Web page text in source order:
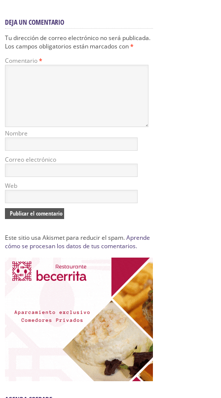
DEJA UN COMENTARIO
Tu dirección de correo electrónico no será publicada.
Los campos obligatorios están marcados con*
Comentario*
Nombre
Correo electrónico
Web
Este sitio usa Akismet para reducir el spam.Aprende
cómo se procesan los datos de tus comentarios.